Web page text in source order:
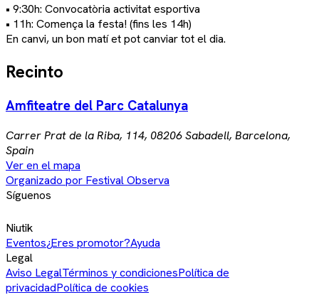
• 9:30h: Convocatòria activitat esportiva
• 11h: Comença la festa! (fins les 14h)
En canvi, un bon matí et pot canviar tot el dia.
Recinto
Amfiteatre del Parc Catalunya
Carrer Prat de la Riba, 114, 08206 Sabadell, Barcelona,
Spain
Ver en el mapa
Organizado por Festival Observa
Síguenos
Niutik
Eventos¿Eres promotor?Ayuda
Legal
Aviso LegalTérminos y condicionesPolítica de
privacidadPolítica de cookies